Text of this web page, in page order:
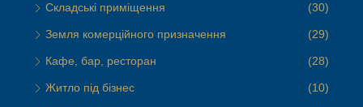
Складські приміщення (30)
Земля комерційного призначення (29)
Кафе, бар, ресторан (28)
Житло під бізнес (10)